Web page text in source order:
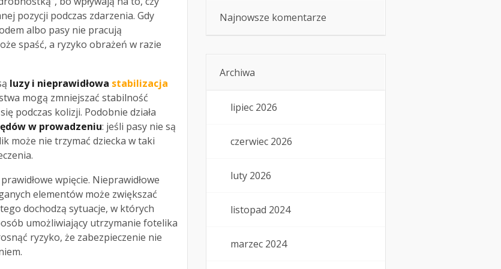
pozycji podczas zdarzenia. Gdy
albo pasy nie pracują
spaść, a ryzyko obrażeń w razie
luzy i nieprawidłowa stabilizacja
mogą zmniejszać stabilność
podczas kolizji. Podobnie działa
w prowadzeniu: jeśli pasy nie są
może nie trzymać dziecka w taki
wpięcie. Nieprawidłowe
elementów może zwiększać
dochodzą sytuacje, w których
umożliwiający utrzymanie fotelika
ryzyko, że zabezpieczenie nie
Najnowsze komentarze
Archiwa
lipiec 2026
czerwiec 2026
luty 2026
listopad 2024
marzec 2024